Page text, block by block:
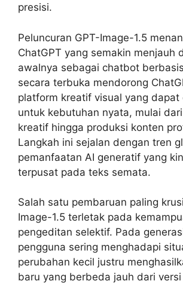
presisi.
Peluncuran GPT-Image-1.5
ChatGPT yang semakin menjauh
awalnya sebagai chatbot
secara terbuka mendorong
platform kreatif visual yang dapat
untuk kebutuhan nyata, mulai
kreatif hingga produksi konten
Langkah ini sejalan dengan tren
pemanfaatan AI generatif yang
terpusat pada teks semata.
Salah satu pembaruan paling
Image-1.5 terletak pada
pengeditan selektif. Pada
pengguna sering menghadapi
perubahan kecil justru
baru yang berbeda jauh dari